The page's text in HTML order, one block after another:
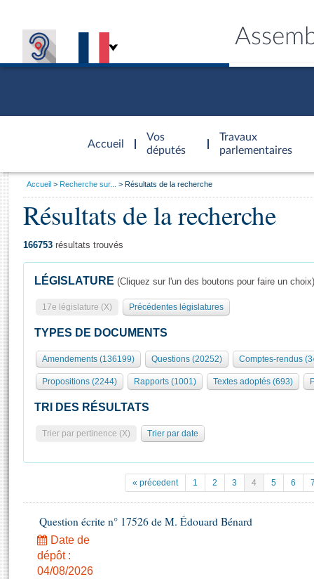
Accueil
d'accueil
Vos
députés
Travaux
parlementaires
Présidence
577 députés
Groupes politiques
Séance publique
Commissions et autres organes
Europe et International
Pétitions
Projets de loi
Propositions de loi
Amendements
Textes adoptés
Général
Rôle et pouvoirs de l'Assemblée
Organisation de l'Assemblée
Présidence Conférence des Présidents Bureau Collège des
Statistiques et chiffres clés
Documents de référence
( Constitution | Règlement de l'Assemblée ... )
Histoire
Juniors
Visiter l'Assemblée
Visite virtuelle du palais Bourbon
Assister à une séance
Contacts et plan d'accès
Photos libres de droit
Vous
Accueil Recherche sur... Résultats de la recherche
Résultats de la recherche
166753 résultats trouvés
LÉGISLATURE (Cliquez sur l'un des boutons pour faire un choix)
17e législature (X) Précédentes législatures
TYPES DE DOCUMENTS
Amendements (136199) Questions (20252) Comptes-rendus
Propositions (2244) Rapports (1001) Textes adoptés (693)
TRI DES RÉSULTATS
Trier par pertinence (X) Trier par date
« précedent 1 2 3 4 5 6
Question écrite n° 17526 de M. Édouard Bénard
Date de
dépôt :
04/08/2026